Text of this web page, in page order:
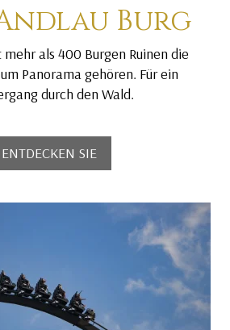
Burg
mehr als 400 Burgen Ruinen die
Panorama gehören. Für ein
durch den Wald.
ENTDECKEN SIE